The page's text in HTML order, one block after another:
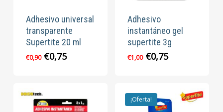
Adhesivo universal
transparente
Supertite 20 ml
€0,90 El
€0,90.
€0,75El
€0,75.
Adhesivo
instantáneo gel
supertite 3g
€1,00 El
€1,00.
€0,75El
€0,75.
¡Oferta!